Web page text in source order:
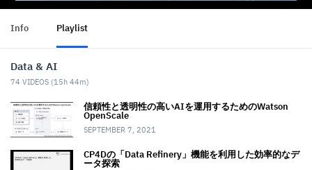
Info Playlist
Data & AI
74 VIDEOS (15h 44m)
信頼性と透明性の高いAIを運用するためのWatson
OpenScale
SEPTEMBER 7, 2021
CP4Dの「Data Refinery」機能を利用した 効率的なデ
ータ探索